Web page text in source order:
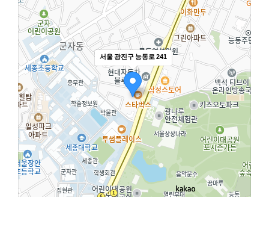
서울 광진구 능동로 241